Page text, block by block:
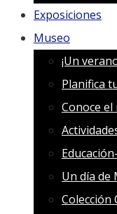
Exposiciones
Museo
¡Un
Planifica
Conoce el
Un día de
Colección